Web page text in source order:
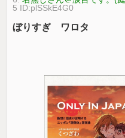
5 ID:plSSkE4G0
ぼりすぎ ワロタ